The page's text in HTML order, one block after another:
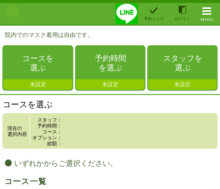
予約トップ ログイン MENU
院内でのマスク着用は自由です。
コースを
選ぶ
未設定
予約時間
を選ぶ
未設定
スタッフを
選ぶ
未設定
コースを選ぶ
現在の
選択内容
スタッフ：
予約時間：
コース：
オプション：
総額：
いずれかからご選択ください。
コース一覧